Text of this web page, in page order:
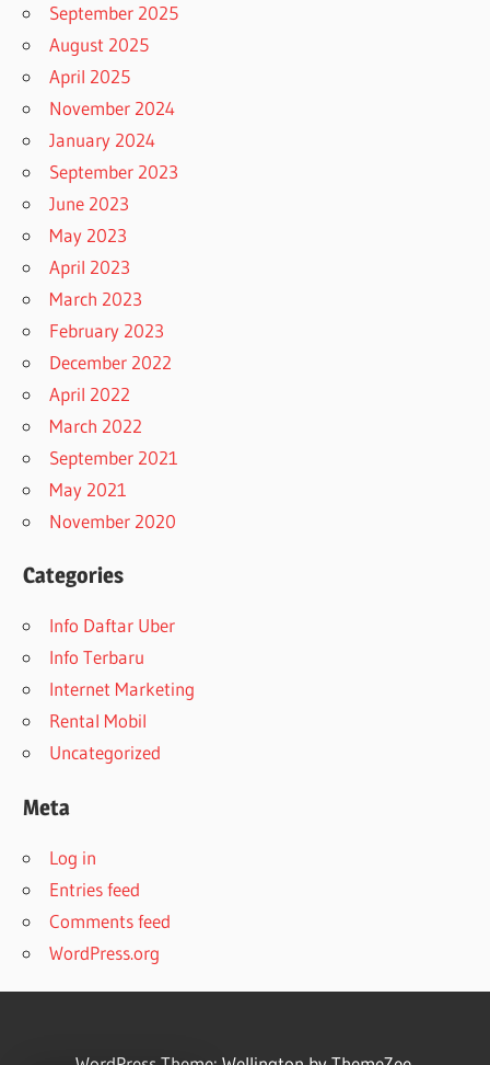
September 2025
August 2025
April 2025
November 2024
January 2024
September 2023
June 2023
May 2023
April 2023
March 2023
February 2023
December 2022
April 2022
March 2022
September 2021
May 2021
November 2020
Categories
Info Daftar Uber
Info Terbaru
Internet Marketing
Rental Mobil
Uncategorized
Meta
Log in
Entries feed
Comments feed
WordPress.org